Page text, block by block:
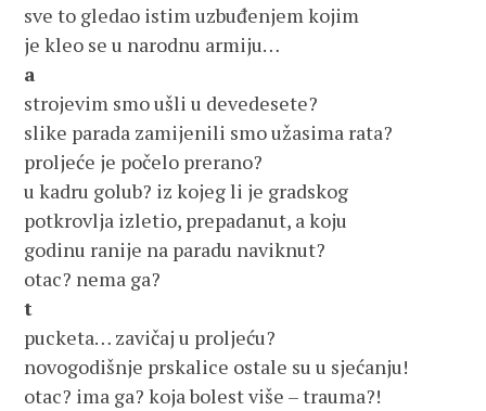
sve to gledao istim uzbuđenjem kojim
je kleo se u narodnu armiju…
a
strojevim smo ušli u devedesete?
slike parada zamijenili smo užasima rata?
proljeće je počelo prerano?
u kadru golub? iz kojeg li je gradskog
potkrovlja izletio, prepadanut, a koju
godinu ranije na paradu naviknut?
otac? nema ga?
t
pucketa… zavičaj u proljeću?
novogodišnje prskalice ostale su u sjećanju!
otac? ima ga? koja bolest više – trauma?!